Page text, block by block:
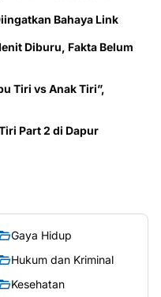
Bahaya Link
Diburu, Fakta Belum
Tiri vs Anak Tiri”,
Part 2 di Dapur
Gaya Hidup
Hukum dan Kriminal
Kesehatan